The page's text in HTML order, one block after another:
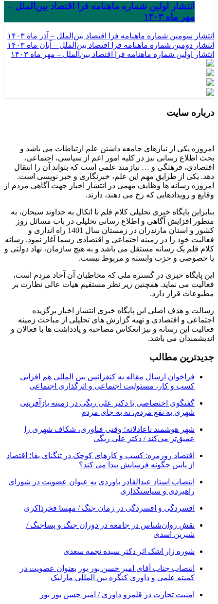
انتشار اولین شماره ماهنامه فرا اقتصاد بین‌الملل –
مهر ماه ۱۴۰۳
انتشار سومین شماره ماهنامه فرا اقتصاد بین‌الملل – آذر ماه ۱۴۰۳
انتشار دومین شماره ماهنامه فرا اقتصاد بین‌الملل – آبان ماه ۱۴۰۳
انتشار اولین شماره ماهنامه فرا اقتصاد بین‌الملل – مهر ماه ۱۴۰۳
درباره سایت
امروزه یکی از نیازهای جامعه داشتن علم ارتباطات می باشد و
بحث اطلاع رسانی نیز در کلیه امور اعم از سیاسی، اجتماعی،
اقتصادی، فرهتگی و … نیازمند علمی است که بتواند آن را انتقال
دهد. یکی از طرایق مهم این علم، خبرنگاری و خبر نویسی است.
امروزه رسانه ها وظایف مهمی در انتشار اخبار جهت آگاهی مردم از
وقایع و رویدادهایی که رخ می دهند، دارند.
بنابراین پایگاه خبری تحلیلی کلام قلم با اتکال به خداوند سبحان، به
منظور افزایش آگاهی و اطلاع رسانی تحلیلی در باب مسائل روز
کشور و استان مازندران در زمستان سال 1401 راه اندازی و
فعالیت خود را در زمینه اجتماعی و اقتصادی رسما آغاز نمود. رسانه
کلام قلم یک رسانه مستقل می باشد و به هیچ سازمان، نهاد دولتی و
یا خصوصی و حزب وابسته و مربوط نیست.
این پایگاه خبری در گستره ملی که مخاطبان آن آحاد مردم است،
فعالیت می نماید. همچنین زیر نظر مستقیم هیات عالی نظارت بر
مطبوعات قرار دارد.
رسالت و هدف اصلی این پایگاه خبری انتشار اخبار برگزیده
اجتماعی و اقتصادی و تهیه گزارش های تحلیلی از مباحث زمینه
فعالیت این رسانه و نیز انعکاس مصاحبه و یادداشت ها با فعالان و
اندیشمندان می باشد.
جدیدترین مطالب
فراخوان ارسال مقاله به کنفرانس بین المللی هم افزایی
کسب و کار، مسئولیت اجتماعی و اثرگذاری اجتماعی
گفتگوی اختصاصی با دکتر علی ریگی در زمینه بازآفرینی
شهری به نفع مردم، نه به جای مردم
شهر هوشمند ناعادلانه؛ وقتی فناوری، شکاف شهری را
عمیق‌تر می‌کند / دکتر علی ریگی
اقتصاد روزمره: کسب‌ و کارهای کوچک در تنگنای بقا؛ اقتصاد
از پایین چگونه فرسایش پیدا می کند؟
انتصاب استاد عبدالقادر باوردی به عنوان عضویت در شورای
راهبردی و سیاستگذاری
افسردگی و افسردگی در زمان جنگ / مهسا فخرذاکری
نقش روان‌شناس در جامعه در دوران جنگ و پساجنگ /
شیرین اسدی
شوره زار اشک اثر دکتر سیده نجمه سعدی
انتصاب جناب آقای امیر حسن بور بور بعنوان عضویت در
کمیته علمی و داوری کنگره بین المللی مارلیک
امنیت تجارت در قلمرو داوری / امیر حسن بور بور